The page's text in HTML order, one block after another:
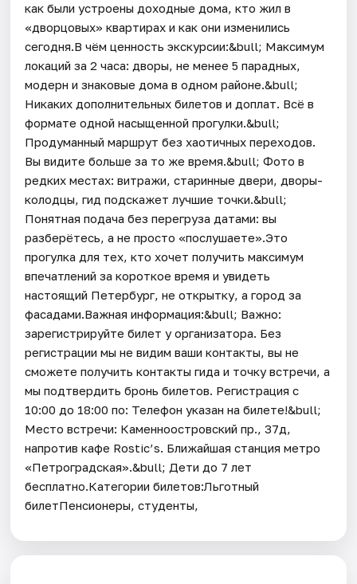
как были устроены доходные дома, кто жил в
«дворцовых» квартирах и как они изменились
сегодня.В чём ценность экскурсии:&bull; Максимум
локаций за 2 часа: дворы, не менее 5 парадных,
модерн и знаковые дома в одном районе.&bull;
Никаких дополнительных билетов и доплат. Всё в
формате одной насыщенной прогулки.&bull;
Продуманный маршрут без хаотичных переходов.
Вы видите больше за то же время.&bull; Фото в
редких местах: витражи, старинные двери, дворы-
колодцы, гид подскажет лучшие точки.&bull;
Понятная подача без перегруза датами: вы
разберётесь, а не просто «послушаете».Это
прогулка для тех, кто хочет получить максимум
впечатлений за короткое время и увидеть
настоящий Петербург, не открытку, а город за
фасадами.Важная информация:&bull; Важно:
зарегистрируйте билет у организатора. Без
регистрации мы не видим ваши контакты, вы не
сможете получить контакты гида и точку встречи, а
мы подтвердить бронь билетов. Регистрация с
10:00 до 18:00 по: Телефон указан на билете!&bull;
Место встречи: Каменноостровский пр., 37д,
напротив кафе Rostic’s. Ближайшая станция метро
«Петроградская».&bull; Дети до 7 лет
бесплатно.Категории билетов:Льготный
билетПенсионеры, студенты,